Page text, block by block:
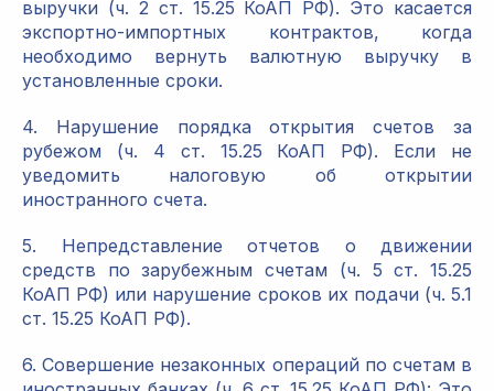
выручки (ч. 2 ст. 15.25 КоАП РФ). Это касается
экспортно-импортных контрактов, когда
необходимо вернуть валютную выручку в
установленные сроки.
4. Нарушение порядка открытия счетов за
рубежом (ч. 4 ст. 15.25 КоАП РФ). Если не
уведомить налоговую об открытии
иностранного счета.
5. Непредставление отчетов о движении
средств по зарубежным счетам (ч. 5 ст. 15.25
КоАП РФ) или нарушение сроков их подачи (ч. 5.1
ст. 15.25 КоАП РФ).
6. Совершение незаконных операций по счетам в